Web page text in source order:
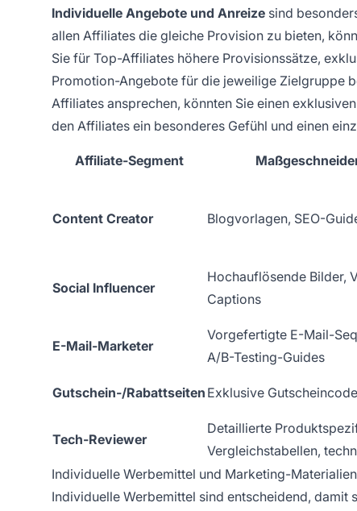
Individuelle Angebote und Anreize sind
allen Affiliates die gleiche Provision zu bieten,
Sie für Top-Affiliates höhere Provisionssätze,
Promotion-Angebote für die jeweilige Zielgruppe
Affiliates ansprechen, könnten Sie einen
den Affiliates ein besonderes Gefühl und einen
Affiliate-Segment
Content Creator Blogvorlagen, SEO-
Social Influencer
Hochauflösende Bilder,
Captions
E-Mail-Marketer
Vorgefertigte E-Mail-
A/B-Testing-Guides
Gutschein-/Rabattseiten Exklusive
Tech-Reviewer
Detaillierte
Vergleichstabellen,
Individuelle Werbemittel und Marketing-
Individuelle Werbemittel sind entscheidend, damit